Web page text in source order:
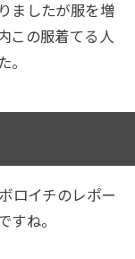
ましたが服を増
この服着てる人
。
ロイチのレポー
すね。